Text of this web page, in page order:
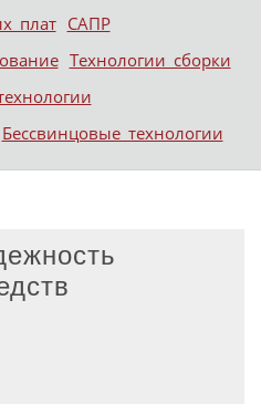
плат САПР
Технологии сборки
Бессвинцовые технологии